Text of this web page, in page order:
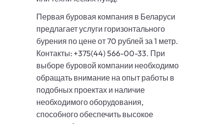
Первая буровая компания в Беларуси
предлагает услуги горизонтального
бурения по цене от 70 рублей за 1 метр.
Контакты: +375(44) 566-00-33. При
выборе буровой компании необходимо
обращать внимание на опыт работы в
подобных проектах и наличие
необходимого оборудования,
способного обеспечить высокое